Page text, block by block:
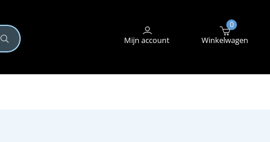
Mijn account
0
Winkelwagen
STORING MELDEN